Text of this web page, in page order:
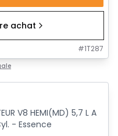
achat
#1T287
V8 HEMI(MD) 5,7 L A
- Essence